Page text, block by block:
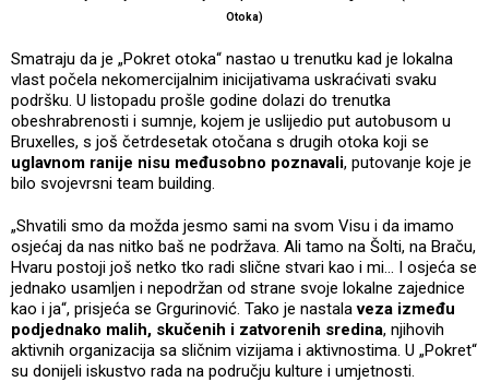
Otoka)
Smatraju da je „Pokret otoka“ nastao u trenutku kad je lokalna
vlast počela nekomercijalnim inicijativama uskraćivati svaku
podršku. U listopadu prošle godine dolazi do trenutka
obeshrabrenosti i sumnje, kojem je uslijedio put autobusom u
Bruxelles, s još četrdesetak otočana s drugih otoka koji se
uglavnom ranije nisu međusobno poznavali, putovanje koje je
bilo svojevrsni team building.
„Shvatili smo da možda jesmo sami na svom Visu i da imamo
osjećaj da nas nitko baš ne podržava. Ali tamo na Šolti, na Braču,
Hvaru postoji još netko tko radi slične stvari kao i mi... I osjeća se
jednako usamljen i nepodržan od strane svoje lokalne zajednice
kao i ja“, prisjeća se Grgurinović. Tako je nastalaveza između
podjednako malih, skučenih i zatvorenih sredina, njihovih
aktivnih organizacija sa sličnim vizijama i aktivnostima. U „Pokret“
su donijeli iskustvo rada na području kulture i umjetnosti.